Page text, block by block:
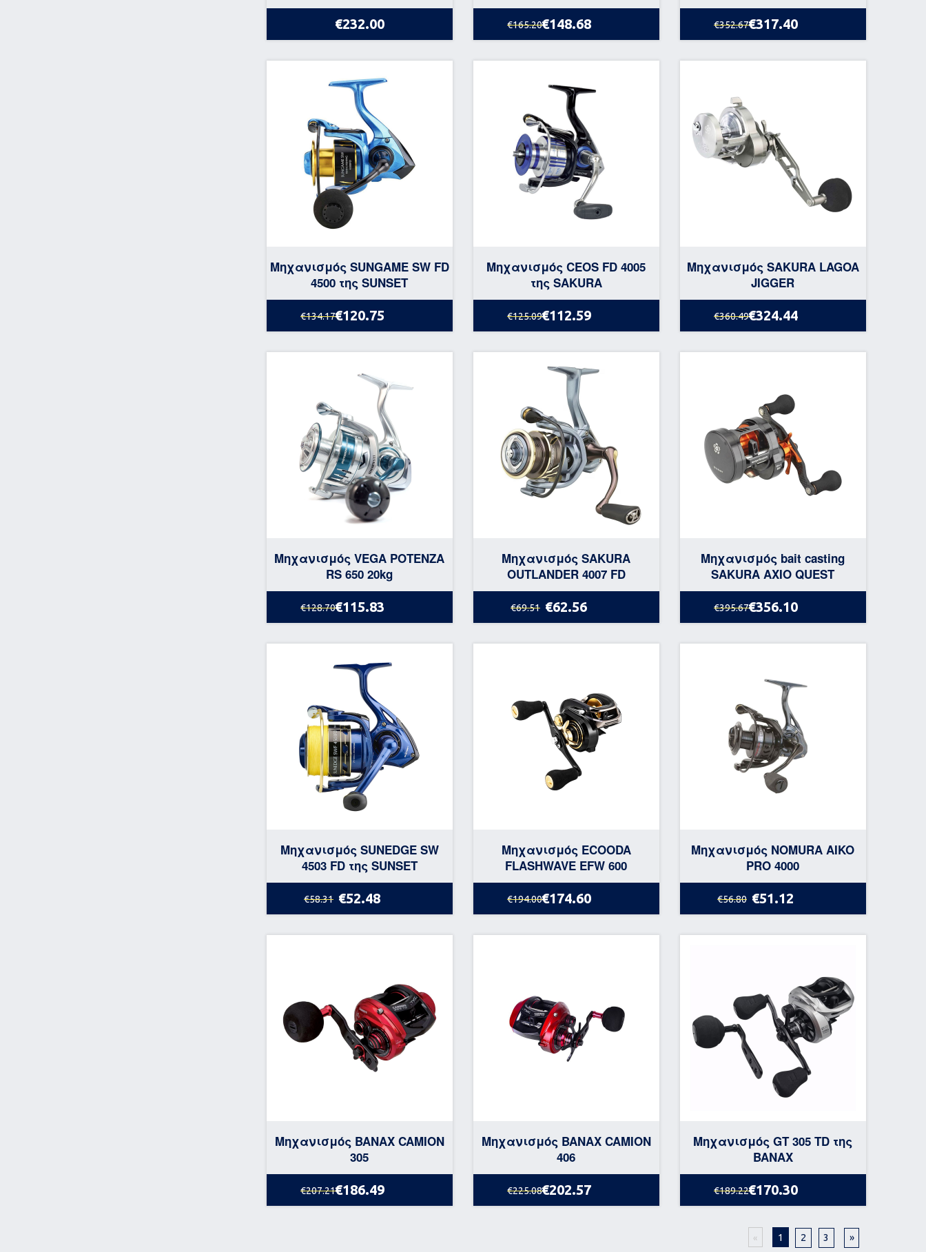
€232.00 €165.20€148.68 €352.67€317.40
Μηχανισμός SUNGAME SW FD
4500 της SUNSET
€134.17€120.75
Μηχανισμός CEOS FD 4005
της SAKURA
€125.09€112.59
Μηχανισμός SAKURA LAGOA
JIGGER
€360.49€324.44
Μηχανισμός VEGA POTENZA
RS 650 20kg
€128.70€115.83
Μηχανισμός SAKURA
OUTLANDER 4007 FD
€69.51 €62.56
Μηχανισμός bait casting
SAKURA AXIO QUEST
€395.67€356.10
Μηχανισμός SUNEDGE SW
4503 FD της SUNSET
€58.31 €52.48
Μηχανισμός ECOODA
FLASHWAVE EFW 600
€194.00€174.60
Μηχανισμός NOMURA AIKO
PRO 4000
€56.80 €51.12
Μηχανισμός BANAX CAMION
305
€207.21€186.49
Μηχανισμός BANAX CAMION
406
€225.08€202.57
Μηχανισμός GT 305 TD της
BANAX
€189.22€170.30
« 1 2 3 »